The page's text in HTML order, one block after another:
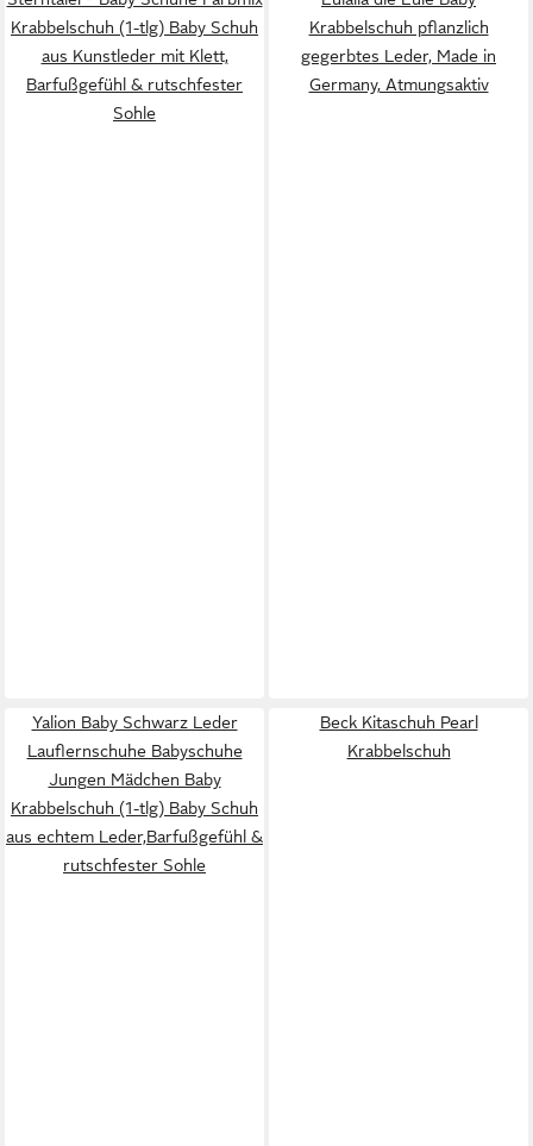
Krabbelschuh (1-tlg) Baby Schuh
aus Kunstleder mit Klett,
Barfußgefühl & rutschfester
Sohle
Krabbelschuh pflanzlich
gegerbtes Leder, Made in
Germany, Atmungsaktiv
Yalion Baby Schwarz Leder
Lauflernschuhe Babyschuhe
Jungen Mädchen Baby
Krabbelschuh (1-tlg) Baby Schuh
aus echtem Leder,Barfußgefühl &
rutschfester Sohle
Beck Kitaschuh Pearl
Krabbelschuh